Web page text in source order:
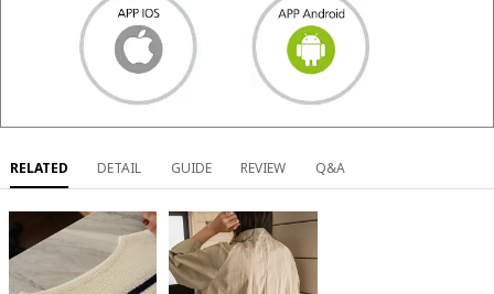
RELATED DETAIL GUIDE REVIEW Q&A